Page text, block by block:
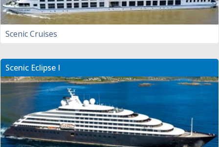
Scenic Cruises
Scenic Eclipse I